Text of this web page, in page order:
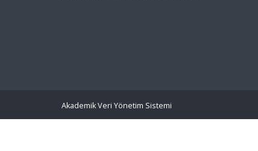
Akademik Veri Yönetim Sistemi